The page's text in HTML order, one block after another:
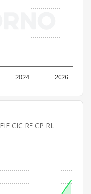
2024 2026
CIC RF CP RL